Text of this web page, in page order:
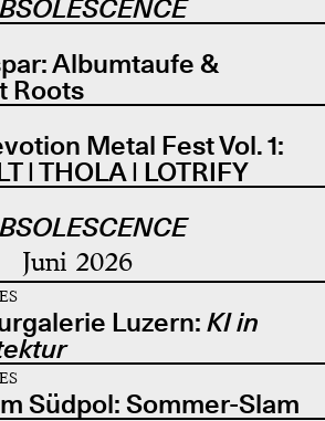
Albumtaufe &
Roots
Metal Fest Vol. 1:
| THOLA | LOTRIFY
Juni 2026
Luzern: KI in
Südpol: Sommer-Slam